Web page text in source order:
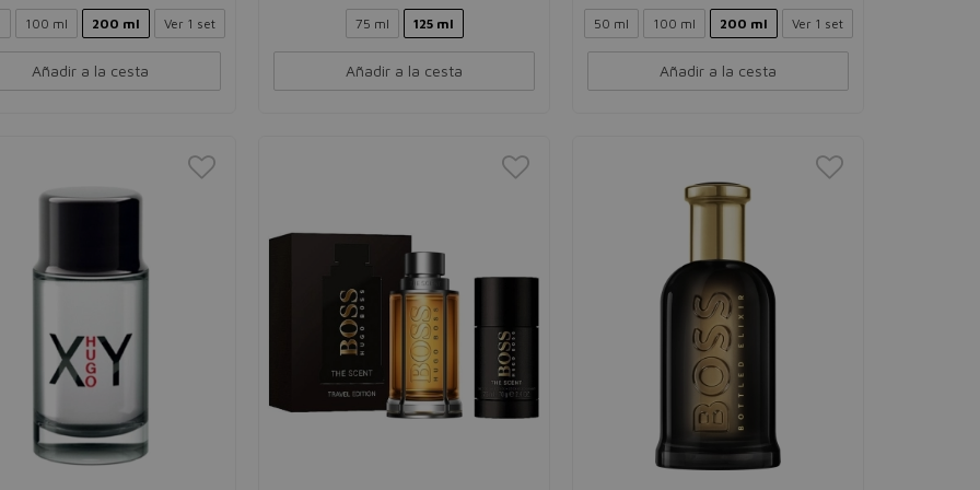
100 ml 200 ml Ver 1 set
Añadir a la cesta
75 ml 125 ml
Añadir a la cesta
50 ml 100 ml 200 ml Ver 1 set
Añadir a la cesta